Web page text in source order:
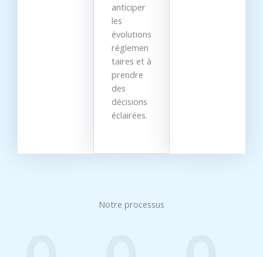
anticiper
les
évolutions
réglemen
taires et à
prendre
des
décisions
éclairées.
Notre processus